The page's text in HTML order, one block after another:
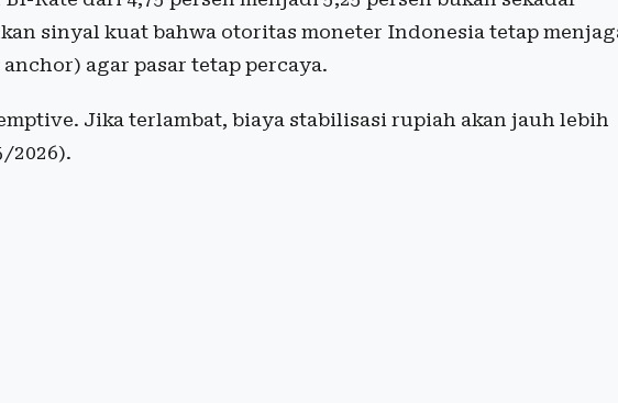
sinyal kuat bahwa otoritas moneter Indonesia tetap
agar pasar tetap percaya.
Jika terlambat, biaya stabilisasi rupiah akan jauh lebih
2026).